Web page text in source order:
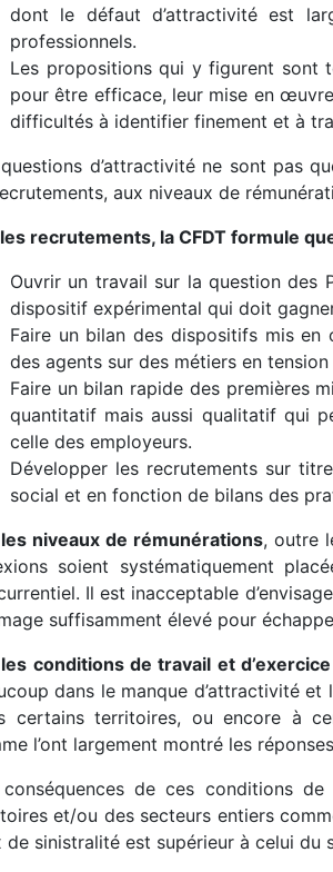
dont le défaut d’attractivité est
professionnels.
Les propositions qui y figurent sont
pour être efficace, leur mise en
difficultés à identifier finement et à
d’attractivité ne sont pas
aux niveaux de
recrutements, la CFDT formule
Ouvrir un travail sur la question des
dispositif expérimental qui doit
Faire un bilan des dispositifs mis
des agents sur des métiers en tension
Faire un bilan rapide des premières
quantitatif mais aussi qualitatif qui
celle des employeurs.
Développer les recrutements sur
social et en fonction de bilans des
niveaux de rémunérations, outre
soient systématiquement
Il est inacceptable
suffisamment élevé pour
conditions de travail et d’exercice
dans le manque d’attractivité
certains territoires, ou encore à
l’ont largement montré les
conséquences de ces conditions
et/ou des secteurs entiers
de sinistralité est supérieur à celui du